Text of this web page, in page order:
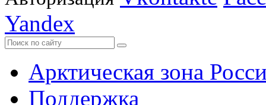
Yandex
Арктическая зона
Поддержка